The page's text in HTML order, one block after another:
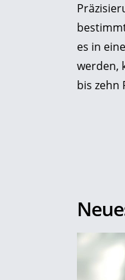
es in
werden,
bis zehn